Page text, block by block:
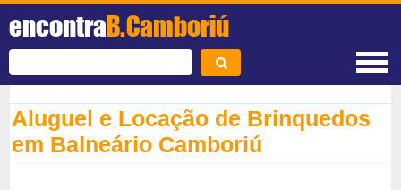
encontraB.Camboriú
Aluguel e Locação de Brinquedos
em Balneário Camboriú